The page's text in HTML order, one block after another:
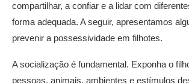
compartilhar, a confiar e a lidar com
forma adequada. A seguir, apresentamos
prevenir a possessividade em filhotes.
A socialização é fundamental. Exponha o
pessoas, animais, ambientes e estímulos